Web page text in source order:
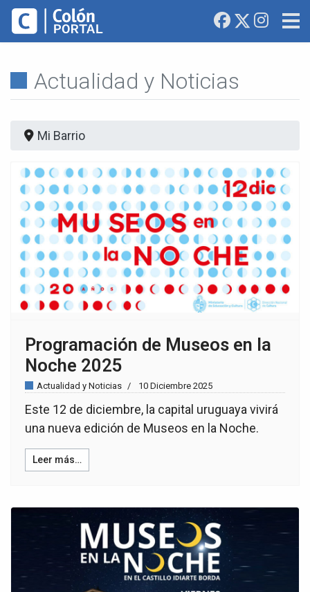
Actualidad y Noticias
Mi Barrio
Programación de Museos en la
Noche 2025
Actualidad y Noticias 10 Diciembre 2025
Este 12 de diciembre, la capital uruguaya vivirá
una nueva edición de Museos en la Noche.
Leer más…